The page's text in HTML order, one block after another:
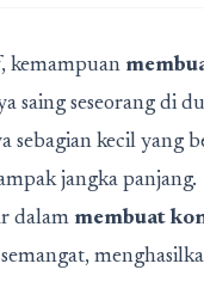
kemampuan
seseorang di
kecil yang
jangka panjang.
dalam membuat